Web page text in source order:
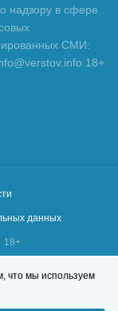
надзору в сфере
СМИ:
18+
данных
18+
что мы используем